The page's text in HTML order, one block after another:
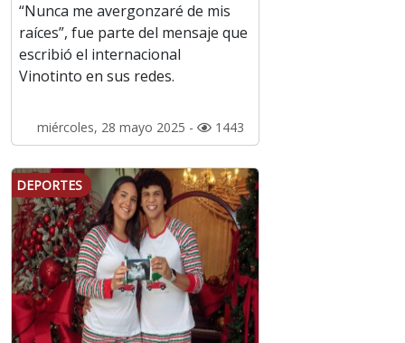
“Nunca me avergonzaré de mis
raíces”, fue parte del mensaje que
escribió el internacional
Vinotinto en sus redes.
miércoles, 28 mayo 2025 - 1443
DEPORTES